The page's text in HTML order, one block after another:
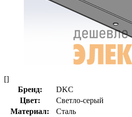
[]
Бренд:
DKC
Цвет:
Светло-серый
Материал:
Сталь